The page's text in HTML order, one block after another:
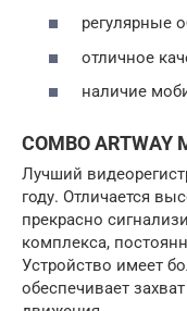
регулярные
отличное
наличие
COMBO ARTWAY
Лучший
году. Отличается
прекрасно
комплекса,
Устройство имеет
обеспечивает